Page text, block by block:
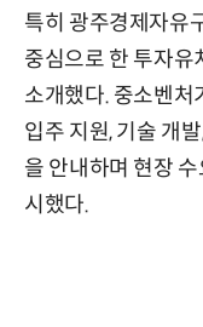
특히 광주경제자유
중심으로 한 투자유
소개했다. 중소벤
입주 지원, 기술 개
을 안내하며 현장
시했다.